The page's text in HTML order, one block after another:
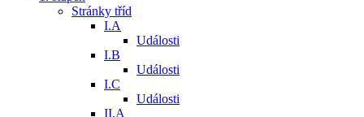
Stránky tříd
I.A
Události
I.B
Události
I.C
Události
II.A